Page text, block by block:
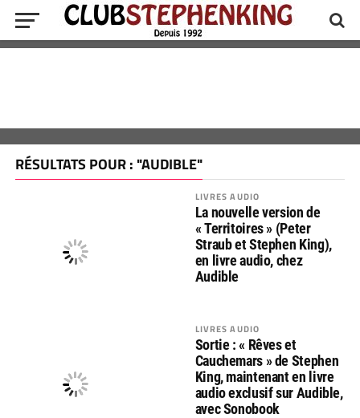
RÉSULTATS POUR : "AUDIBLE"
LIVRES AUDIO
La nouvelle version de
« Territoires » (Peter
Straub et Stephen King),
en livre audio, chez
Audible
LIVRES AUDIO
Sortie : « Rêves et
Cauchemars » de Stephen
King, maintenant en livre
audio exclusif sur Audible,
avec Sonobook